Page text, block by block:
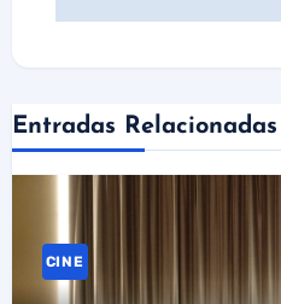
Entradas Relacionadas
CINE